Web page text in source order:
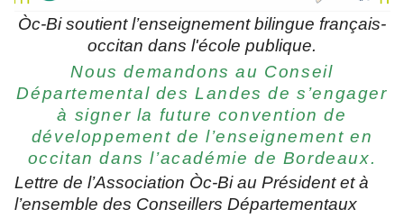
Òc-Bi soutient l’enseignement bilingue français-
occitan dans l'école publique.
Nous demandons au Conseil
Départemental des Landes de s’engager
à signer la future convention de
développement de l’enseignement en
occitan dans l’académie de Bordeaux.
Lettre de l’Association Òc-Bi au Président et à
l’ensemble des Conseillers Départementaux